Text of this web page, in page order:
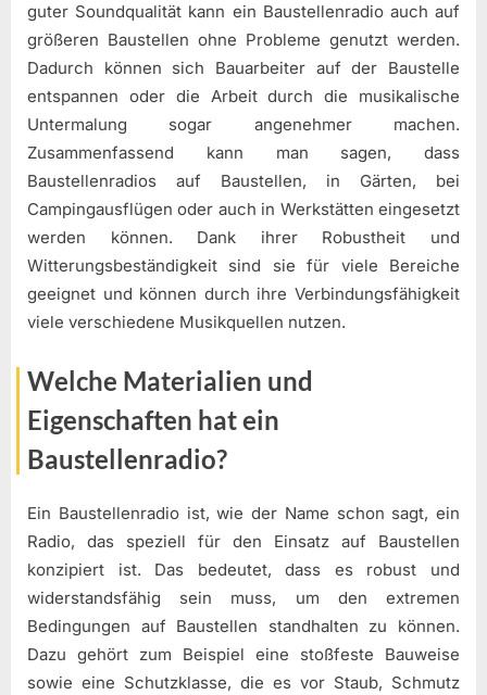
guter Soundqualität kann ein Baustellenradio auch auf
größeren Baustellen ohne Probleme genutzt werden.
Dadurch können sich Bauarbeiter auf der Baustelle
entspannen oder die Arbeit durch die musikalische
Untermalung sogar angenehmer machen.
Zusammenfassend kann man sagen, dass
Baustellenradios auf Baustellen, in Gärten, bei
Campingausflügen oder auch in Werkstätten eingesetzt
werden können. Dank ihrer Robustheit und
Witterungsbeständigkeit sind sie für viele Bereiche
geeignet und können durch ihre Verbindungsfähigkeit
viele verschiedene Musikquellen nutzen.
Welche Materialien und
Eigenschaften hat ein
Baustellenradio?
Ein Baustellenradio ist, wie der Name schon sagt, ein
Radio, das speziell für den Einsatz auf Baustellen
konzipiert ist. Das bedeutet, dass es robust und
widerstandsfähig sein muss, um den extremen
Bedingungen auf Baustellen standhalten zu können.
Dazu gehört zum Beispiel eine stoßfeste Bauweise
sowie eine Schutzklasse, die es vor Staub, Schmutz